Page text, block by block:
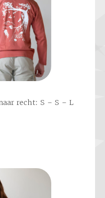
recht: S – S – L